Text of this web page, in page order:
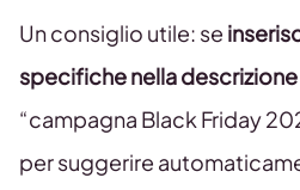
Un consiglio utile: se
specifiche nella descrizione
“campagna Black Friday
per suggerire